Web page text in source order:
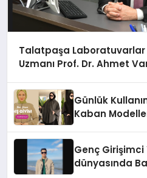
Talatpaşa Laboratuvarlar
Uzmanı Prof. Dr. Ahmet
Günlük
Kaban
Genç Girişimci
dünyasında